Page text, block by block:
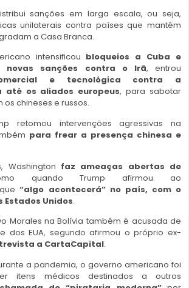
sanções em larga escala, ou seja,
unilaterais contra países que mantêm
a Casa Branca.
intensificou bloqueios a Cuba e
novas sanções contra o Irã, entrou
e tecnológica contra a
até os aliados europeus, para sabotar
chineses e russos.
retomou intervenções agressivas na
para frear a presença chinesa e
Washington faz ameaças abertas de
quando Trump afirmou ao
que“algo acontecerá” no país, com o
Estados Unidos.
Morales na Bolívia também é acusada de
dos EUA, segundo afirmou o próprio ex-
a CartaCapital.
a pandemia, o governo americano foi
itens médicos destinados a outros